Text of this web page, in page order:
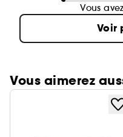
Vous
Voir
Vous aimerez